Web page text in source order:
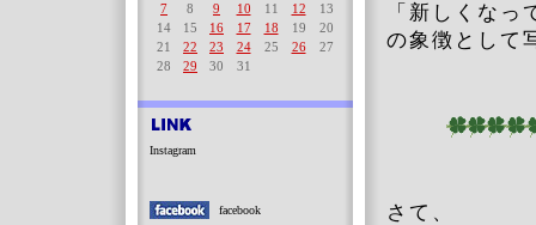
「新しくな
の象徴として
さて、
7
8 9 10 11 12
13
14
15 16 17 18 19
20
21
22 23 24 25 26
27
28
29 30 31
Instagram
facebook